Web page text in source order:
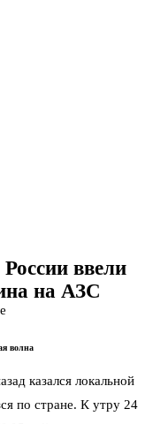
ввели
на АЗС
волна
казался локальной
по стране. К утру 24